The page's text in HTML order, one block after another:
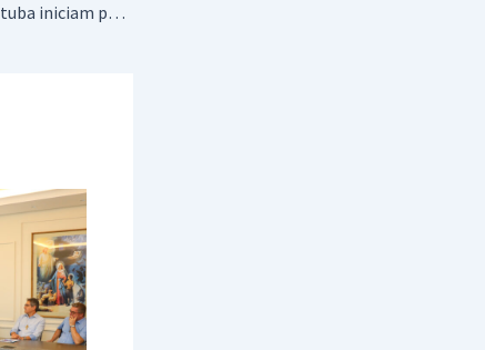
CAPS e UBSs de Araçatuba iniciam programação especial do Setembro Amarelo